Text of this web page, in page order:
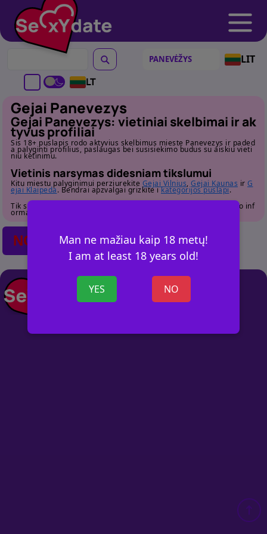
LIT
LT
Man ne mažiau kaip 18 metų!
I am at least 18 years old!
YES NO
Gejai Panevezys
Gejai Panevezys: vietiniai skelbimai ir ak
tyvus profiliai
Sis 18+ puslapis rodo aktyvius skelbimus mieste Panevezys ir paded
a palyginti profilius, paslaugas bei susisiekimo budus su aiskiu vieti
niu ketinimu.
Vietinis narsymas didesniam tikslumui
Kitu miestu palyginimui perziurekite Gejai Vilnius, Gejai Kaunas ir G
ejai Klaipeda. Bendrai apzvalgai grizkite ikategorijos puslapi.
Tik suaugusiems. Pries susisiekdami atidziai perziurekite profilio inf
ormacija.
NO POSTS FOUND
+ SKELBIMĄ